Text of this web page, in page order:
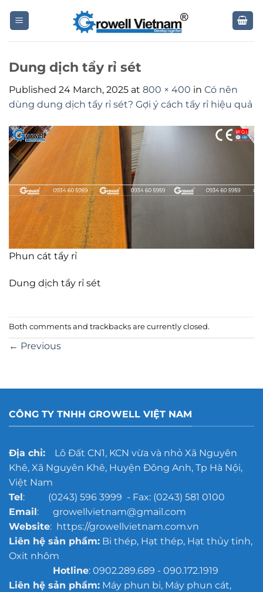
Dung dịch tẩy rỉ sét
Published 24 March, 2025 at 800 × 400 in Có nên
dùng dung dịch tẩy rỉ sét? Gợi ý cách tẩy rỉ hiệu quả
Phun cát tẩy rỉ
Dung dịch tẩy rỉ sét
Both comments and trackbacks are currently closed.
← Previous
CÔNG TY TNHH GROWELL VIỆT NAM
Địa chỉ:Lô Đất CN1, KCN vừa và nhỏ Xã Nguyên
Khê, Xã Nguyên Khê, Huyện Đông Anh, Tp Hà Nội,
Việt Nam
Tel: (0243) 596 3999 - Fax: (0243) 581 0100
Email: growellvietnam@gmail.com
Website: https://growellvietnam.com.vn
Liên hệ sản phẩm:Bi thép, Hạt thép, Hạt thủy tinh,
Oxit nhôm
Hotline: 0902.289.689 - 090.172.1919
Liên hệ sản phẩm:Máy phun bi, Máy phun cát,